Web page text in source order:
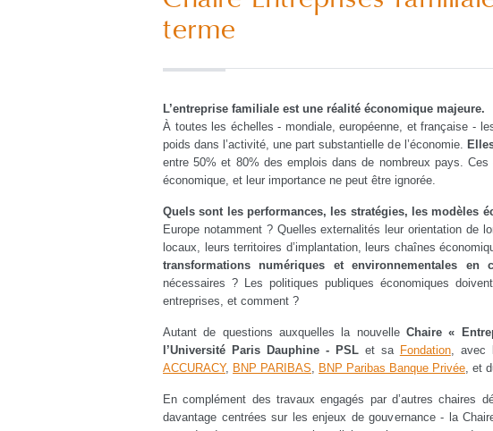
terme
L’entreprise familiale est une réalité économique majeure.
À toutes les échelles - mondiale, européenne, et française -
poids dans l’activité, une part substantielle de l’économie.
entre 50% et 80% des emplois dans de nombreux pays.
économique, et leur importance ne peut être ignorée.
Quels sont les performances, les stratégies, les modèles
Europe notamment ? Quelles externalités leur orientation de
locaux, leurs territoires d’implantation, leurs chaînes
transformations numériques et environnementales en
nécessaires ? Les politiques publiques économiques
entreprises, et comment ?
Autant de questions auxquelles la nouvelleChaire «
l’Université Paris Dauphine - PSLet sa Fondation, avec
ACCURACY, BNP PARIBAS BNP Paribas Banque Privée , et
En complément des travaux engagés par d’autres chaires
davantage centrées sur les enjeux de gouvernance - la